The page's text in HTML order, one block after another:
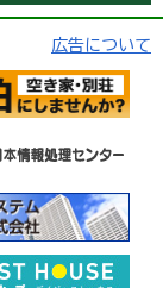
広告について